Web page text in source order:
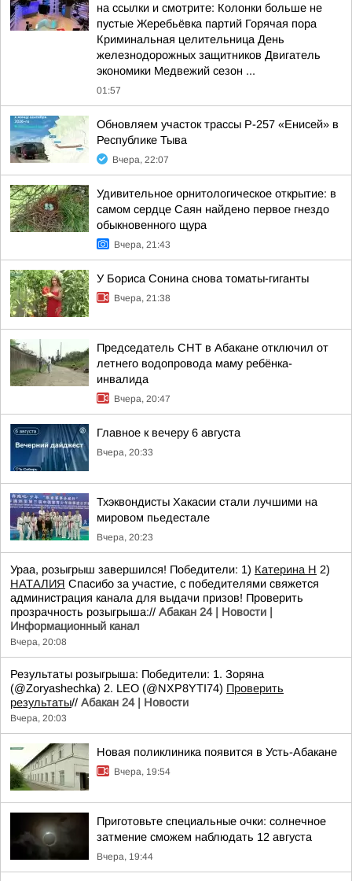
на ссылки и смотрите: Колонки больше не
пустые Жеребьёвка партий Горячая пора
Криминальная целительница День
железнодорожных защитников Двигатель
экономики Медвежий сезон ...
01:57
Обновляем участок трассы Р-257 «Енисей» в
Республике Тыва
Вчера, 22:07
Удивительное орнитологическое открытие: в
самом сердце Саян найдено первое гнездо
обыкновенного щура
Вчера, 21:43
У Бориса Сонина снова томаты-гиганты
Вчера, 21:38
Председатель СНТ в Абакане отключил от
летнего водопровода маму ребёнка-
инвалида
Вчера, 20:47
Главное к вечеру 6 августа
Вчера, 20:33
Тхэквондисты Хакасии стали лучшими на
мировом пьедестале
Вчера, 20:23
Ураа, розыгрыш завершился! Победители: 1) Катерина Н 2)
НАТАЛИЯ Спасибо за участие, с победителями свяжется
администрация канала для выдачи призов! Проверить
прозрачность розыгрыша:// Абакан 24 | Новости |
Информационный канал
Вчера, 20:08
Результаты розыгрыша: Победители: 1. Зоряна
(@Zoryashechka) 2. LEO (@NXP8YTI74) Проверить
результаты// Абакан 24 | Новости
Вчера, 20:03
Новая поликлиника появится в Усть-Абакане
Вчера, 19:54
Приготовьте специальные очки: солнечное
затмение сможем наблюдать 12 августа
Вчера, 19:44